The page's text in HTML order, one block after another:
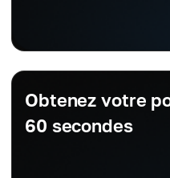
Obtenez votre
60 secondes